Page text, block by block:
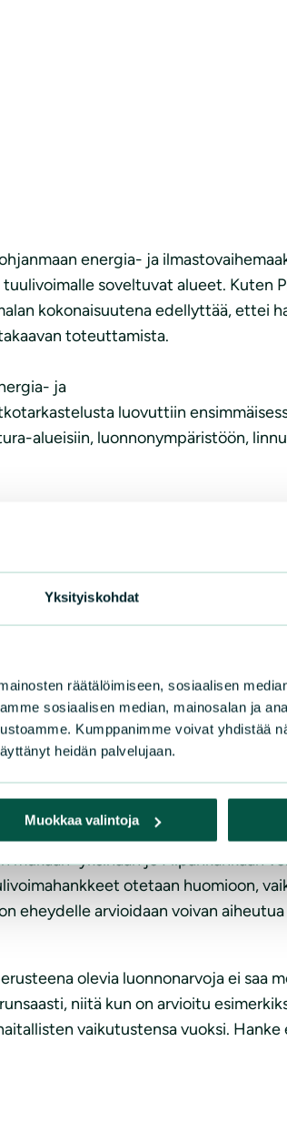
Yksityiskohdat
räätälöimiseen, sosiaalisen
sosiaalisen median, mainosalan ja
Kumppanimme voivat yhdistää
heidän palvelujaan.
Muokkaa valintoja
energia- ja
soveltuvat alueet. Kuten
kokonaisuutena edellyttää, ettei
toteuttamista.
ja
luovuttiin
alueisiin, luonnonympäristöön,
alueen soveltumattomuus
kokoluokassa ole
toteuttamista alueidenkäyttölain
osoitetut
(SPA). Tähän ratkaisuun on
voimalapaikoista lähimmät
voimassaolevan
”yksinään jo Pilpankankaan
otetaan huomioon,
eheydelle arvioidaan voivan
olevia luonnonarvoja ei saa
niitä kun on arvioitu
vaikutustensa vuoksi. Hanke